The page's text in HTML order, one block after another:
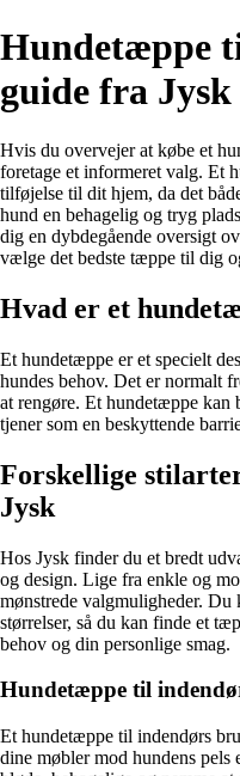
Hundetæppe
guide fra Jysk
Hvis du overvejer at købe et
foretage et informeret valg. Et
tilføjelse til dit hjem, da det
hund en behagelig og tryg
dig en dybdegående oversigt
vælge det bedste tæppe til dig
Hvad er et
Et hundetæppe er et specielt
hundes behov. Det er normalt
at rengøre. Et hundetæppe kan
tjener som en beskyttende
Forskellige
Jysk
Hos Jysk finder du et bredt
og design. Lige fra enkle og
mønstrede valgmuligheder.
størrelser, så du kan finde et
behov og din personlige smag.
Hundetæppe til
Et hundetæppe til indendørs
dine møbler mod hundens